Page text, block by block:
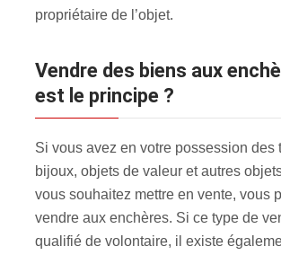
propriétaire de l’objet.
Vendre des biens aux enchères : quel
est le principe ?
Si vous avez en votre possession des
bijoux, objets de valeur et autres
vous souhaitez mettre en vente, vous
vendre aux enchères. Si ce type de
qualifié de volontaire, il existe